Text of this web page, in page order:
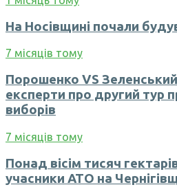
На Носівщині почали
7 місяців тому
Порошенко VS Зеленський:
експерти про другий тур
виборів
7 місяців тому
Понад вісім тисяч
учасники АТО на